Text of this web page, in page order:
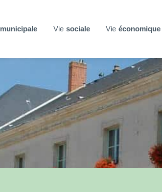
municipale Vie sociale Vie économique